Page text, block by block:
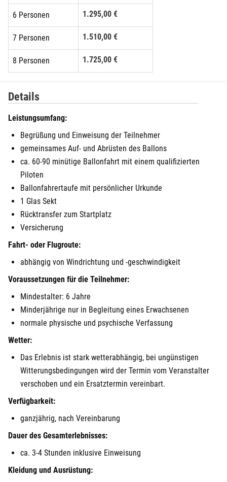
6 Personen 1.295,00 €
7 Personen 1.510,00 €
8 Personen 1.725,00 €
10 Personen 2.155,00 €
12 Personen 2.585,00 €
Details
Leistungsumfang:
Begrüßung und Einweisung der Teilnehmer
gemeinsames Auf- und Abrüsten des Ballons
ca. 60-90 minütige Ballonfahrt mit einem qualifizierten
Piloten
Ballonfahrertaufe mit persönlicher Urkunde
1 Glas Sekt
Rücktransfer zum Startplatz
Versicherung
Fahrt- oder Flugroute:
abhängig von Windrichtung und -geschwindigkeit
Voraussetzungen für die Teilnehmer:
Mindestalter: 6 Jahre
Minderjährige nur in Begleitung eines Erwachsenen
normale physische und psychische Verfassung
Wetter:
Das Erlebnis ist stark wetterabhängig, bei ungünstigen
Witterungsbedingungen wird der Termin vom Veranstalter
verschoben und ein Ersatztermin vereinbart.
Verfügbarkeit:
ganzjährig, nach Vereinbarung
Dauer des Gesamterlebnisses:
ca. 3-4 Stunden inklusive Einweisung
Kleidung und Ausrüstung:
Fulda
Fürth
Gera
Gersfeld
Gotha
Göppingen
Halle
Hannover
Haßfurt
Heidenheim
Heldburg